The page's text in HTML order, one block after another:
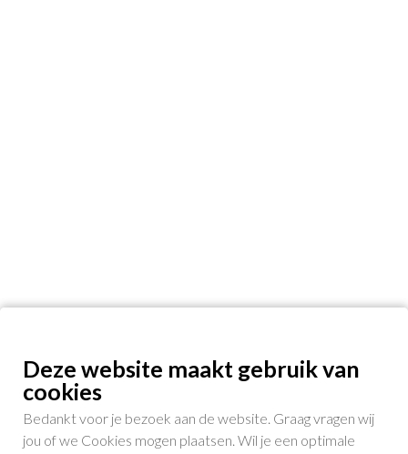
Deze website maakt gebruik van
cookies
Bedankt voor je bezoek aan de website. Graag vragen wij
jou of we Cookies mogen plaatsen. Wil je een optimale